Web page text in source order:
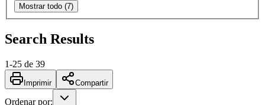
Mostrar todo (7)
Search Results
1-25 de 39
Imprimir Compartir
Ordenar por: